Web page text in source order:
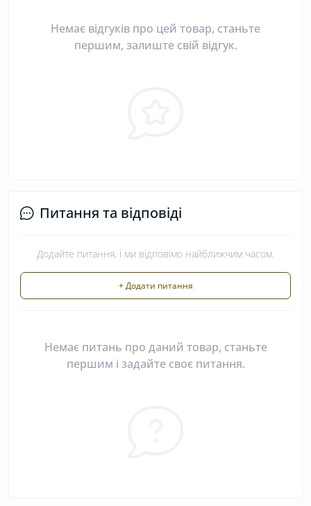
Немає відгуків про цей товар, станьте
першим, залиште свій відгук.
Питання та відповіді
Додайте питання, і ми відповімо найближчим часом.
+ Додати питання
Немає питань про даний товар, станьте
першим і задайте своє питання.